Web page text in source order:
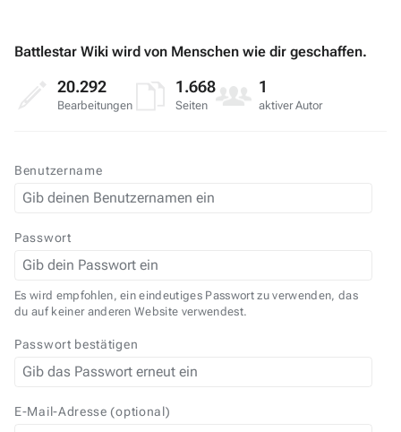
Benutzername
Passwort
Es wird empfohlen, ein eindeutiges Passwort zu verwenden, das
du auf keiner anderen Website verwendest.
Passwort bestätigen
E-Mail-Adresse (optional)
Battlestar Wiki wird von Menschen wie dir geschaffen.
20.292
Bearbeitungen
1.668
Seiten
1
aktiver Autor